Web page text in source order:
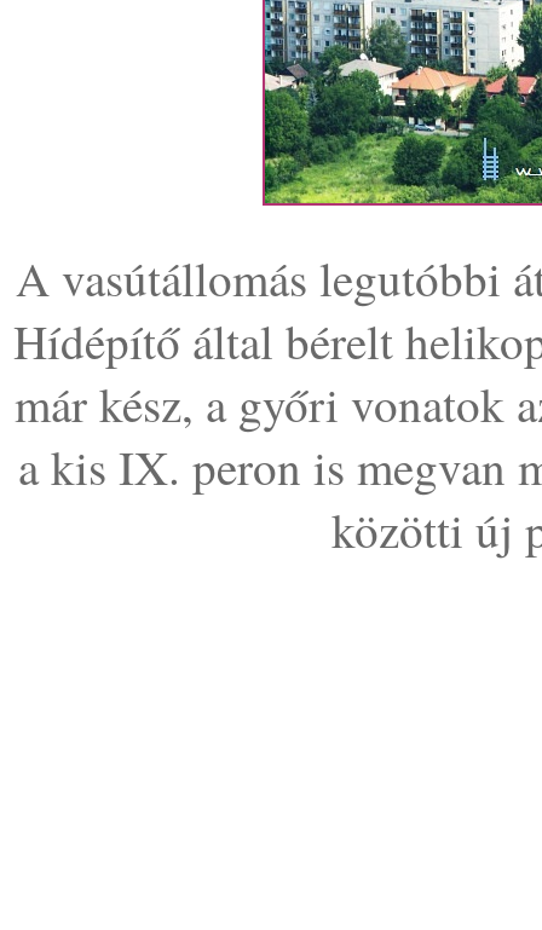
A vasútállomás legutóbbi
Hídépítő által bérelt
már kész, a győri vonatok
a kis IX. peron is megvan
közötti új